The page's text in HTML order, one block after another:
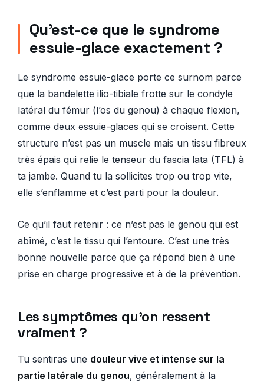
Qu’est-ce que le syndrome
essuie-glace exactement ?
Le syndrome essuie-glace porte ce surnom parce
que la bandelette ilio-tibiale frotte sur le condyle
latéral du fémur (l’os du genou) à chaque flexion,
comme deux essuie-glaces qui se croisent. Cette
structure n’est pas un muscle mais un tissu fibreux
très épais qui relie le tenseur du fascia lata (TFL) à
ta jambe. Quand tu la sollicites trop ou trop vite,
elle s’enflamme et c’est parti pour la douleur.
Ce qu’il faut retenir : ce n’est pas le genou qui est
abîmé, c’est le tissu qui l’entoure. C’est une très
bonne nouvelle parce que ça répond bien à une
prise en charge progressive et à de la prévention.
Les symptômes qu’on ressent
vraiment ?
Tu sentiras une douleur vive et intense sur la
partie latérale du genou, généralement à la